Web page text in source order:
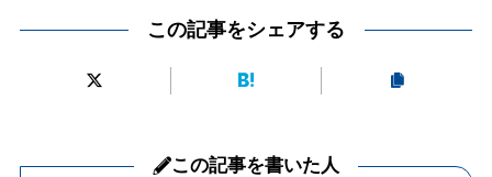
この記事をシェアする
この記事を書いた人